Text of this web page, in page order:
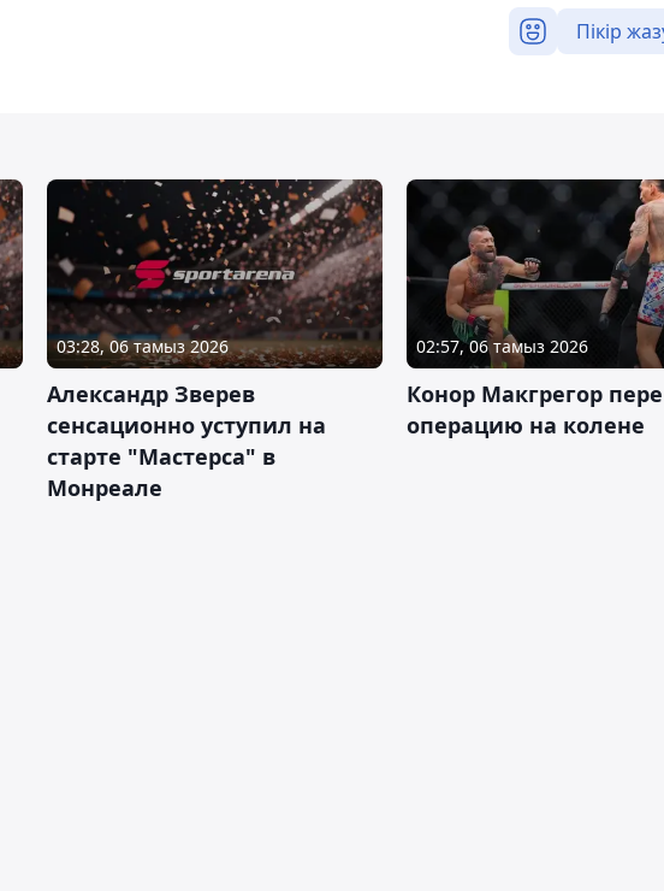
Пікір
03:28, 06 тамыз 2026
Александр Зверев
сенсационно уступил на
старте "Мастерса" в
Монреале
02:57, 06 тамыз 2026
Конор Макгрегор
операцию на колене